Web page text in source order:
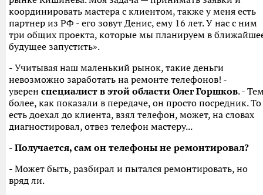
координировать мастера с клиентом, также у меня есть
партнер из РФ - его зовут Денис, ему 16 лет. У нас с ним
три общих проекта, которые мы планируем в
будущее запустить».
- Учитывая наш маленький рынок, такие деньги
невозможно заработать на ремонте телефонов! -
уверен специалист в этой области Олег Горшков. -
более, как показали в передаче, он просто посредник. То
есть доехал до клиента, взял телефон, может, на словах
диагностировал, отвез телефон мастеру...
- Получается, сам он телефоны не ремонтировал?
- Может быть, разбирал и пытался ремонтировать, но
вряд ли.